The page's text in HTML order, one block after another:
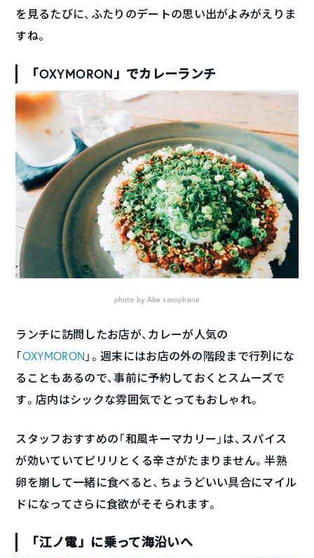
を見るたびに、ふたりのデートの思い出がよみがえりま
すね。
「OXYMORON」でカレーランチ
photo by Abe saxophone
ランチに訪問したお店が、カレーが人気の
「OXYMORON 」。週末にはお店の外の階段まで行列にな
ることもあるので、事前に予約しておくとスムーズで
す。店内はシックな雰囲気でとってもおしゃれ。
スタッフおすすめの「和風キーマカリー」は、スパイス
が効いていてピリリとくる辛さがたまりません。半熟
卵を崩して一緒に食べると、ちょうどいい具合にマイル
ドになってさらに食欲がそそられます。
「江ノ電」に乗って海沿いへ